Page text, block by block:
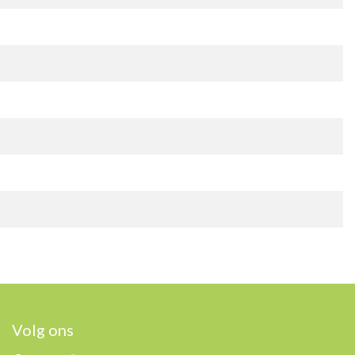
Volg ons